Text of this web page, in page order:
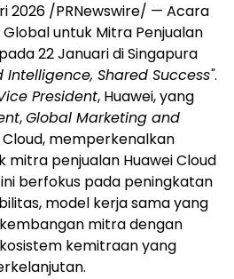
2026 /PRNewswire/ — Acara
untuk Mitra Penjualan
22 Januari di Singapura
Intelligence, Shared Success".
President, Huawei, yang
,Global Marketing and
Cloud, memperkenalkan
mitra penjualan Huawei Cloud
berfokus pada peningkatan
model kerja sama yang
mitra dengan
kemitraan yang